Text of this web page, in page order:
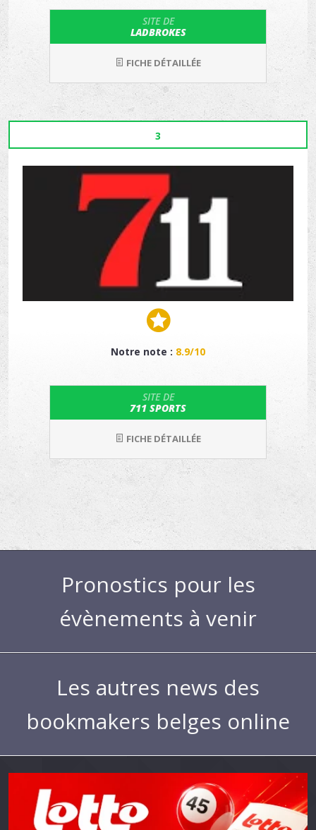
SITE DE
LADBROKES
FICHE DÉTAILLÉE
3
Notre note : 8.9/10
SITE DE
711 SPORTS
FICHE DÉTAILLÉE
Pronostics pour les
évènements à venir
Les autres news des
bookmakers belges online